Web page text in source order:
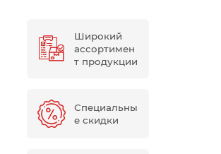
Широкий
ассортимен
т продукции
Специальны
е скидки